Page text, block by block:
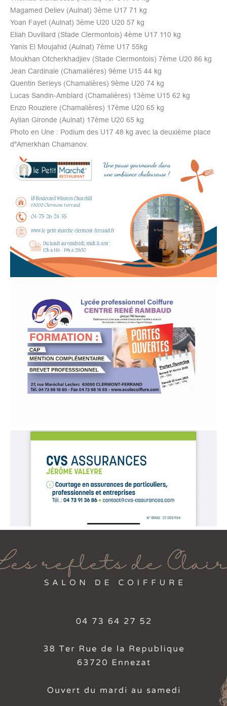
Magamed Deliev (Aulnat) 3ème U17 71 kg
Yoan Fayet (Aulnat) 3ème U20 U20 57 kg
Eliah Duvillard (Stade Clermontois) 4ème U17 110 kg
Yanis El Moujahid (Aulnat) 7ème U17 55kg
Moukhan Otcherkhadjiev (Stade Clermontois) 7ème U20 86 kg
Jean Cardinale (Chamalières) 9ème U15 44 kg
Quentin Serieys (Chamalières) 9ème U20 74 kg
Lucas Sandin-Amblard (Chamalières) 13ème U15 62 kg
Enzo Rouziere (Chamalières) 17ème U20 65 kg
Aylian Gironde (Aulnat) 17ème U20 65 kg
Photo en Une : Podium des U17 48 kg avec la deuxième place
d"Amerkhan Chamanov.